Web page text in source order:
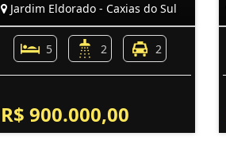
Jardim Eldorado - Caxias do Sul
5 2 2
R$ 900.000,00